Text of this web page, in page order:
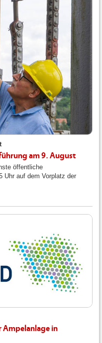
am 9. August
öffentliche
Uhr auf dem Vorplatz der
Ampelanlage in